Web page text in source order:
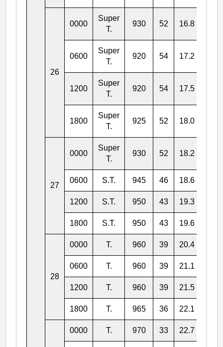
26
0000
Super
T.
930 52 16.8
0600
Super
T.
920 54 17.2
1200
Super
T.
920 54 17.5
1800
Super
T.
925 52 18.0
27
0000
Super
T.
930 52 18.2
0600 S.T. 945 46 18.6
1200 S.T. 950 43 19.3
1800 S.T. 950 43 19.6
28
0000 T. 960 39 20.4
0600 T. 960 39 21.1
1200 T. 960 39 21.5
1800 T. 965 36 22.1
0000 T. 970 33 22.7